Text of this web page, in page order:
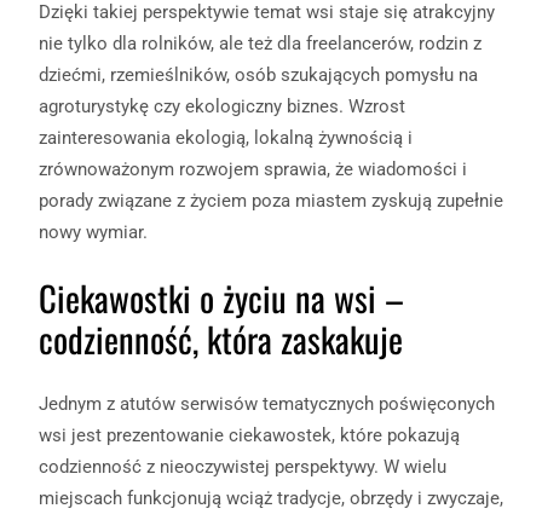
Dzięki takiej perspektywie temat wsi staje się atrakcyjny
nie tylko dla rolników, ale też dla freelancerów, rodzin z
dziećmi, rzemieślników, osób szukających pomysłu na
agroturystykę czy ekologiczny biznes. Wzrost
zainteresowania ekologią, lokalną żywnością i
zrównoważonym rozwojem sprawia, że wiadomości i
porady związane z życiem poza miastem zyskują zupełnie
nowy wymiar.
Ciekawostki o życiu na wsi –
codzienność, która zaskakuje
Jednym z atutów serwisów tematycznych poświęconych
wsi jest prezentowanie ciekawostek, które pokazują
codzienność z nieoczywistej perspektywy. W wielu
miejscach funkcjonują wciąż tradycje, obrzędy i zwyczaje,